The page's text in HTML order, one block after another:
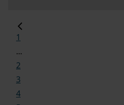
1
...
2
3
4